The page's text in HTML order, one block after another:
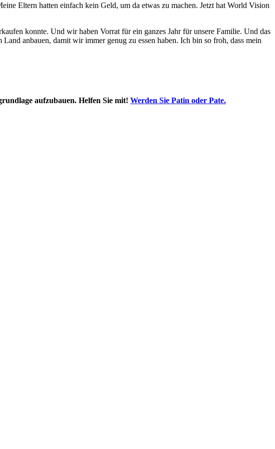
Eltern hatten einfach kein Geld, um da etwas zu machen. Jetzt hat World Vision
konnte. Und wir haben Vorrat für ein ganzes Jahr für unsere Familie. Und das
anbauen, damit wir immer genug zu essen haben. Ich bin so froh, dass mein
aufzubauen. Helfen Sie mit! Werden Sie Patin oder Pate.